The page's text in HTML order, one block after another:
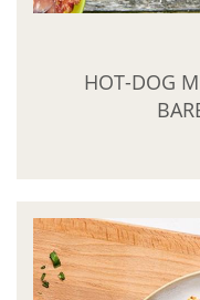
HOT-DOG